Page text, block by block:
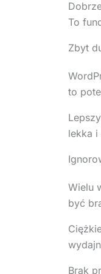
To
Zbyt
to
lekka i
Wielu
być
Brak